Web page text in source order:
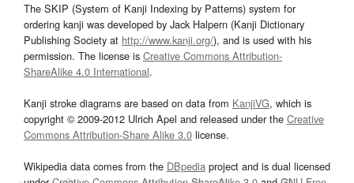
The SKIP (System of Kanji Indexing by Patterns) system for
ordering kanji was developed by Jack Halpern (Kanji Dictionary
Publishing Society at http://www.kanji.org/), and is used with his
permission. The license is Creative Commons Attribution-
ShareAlike 4.0 International.
Kanji stroke diagrams are based on data from KanjiVG, which is
copyright © 2009-2012 Ulrich Apel and released under the Creative
Commons Attribution-Share Alike 3.0 license.
Wikipedia data comes from the DBpedia project and is dual licensed